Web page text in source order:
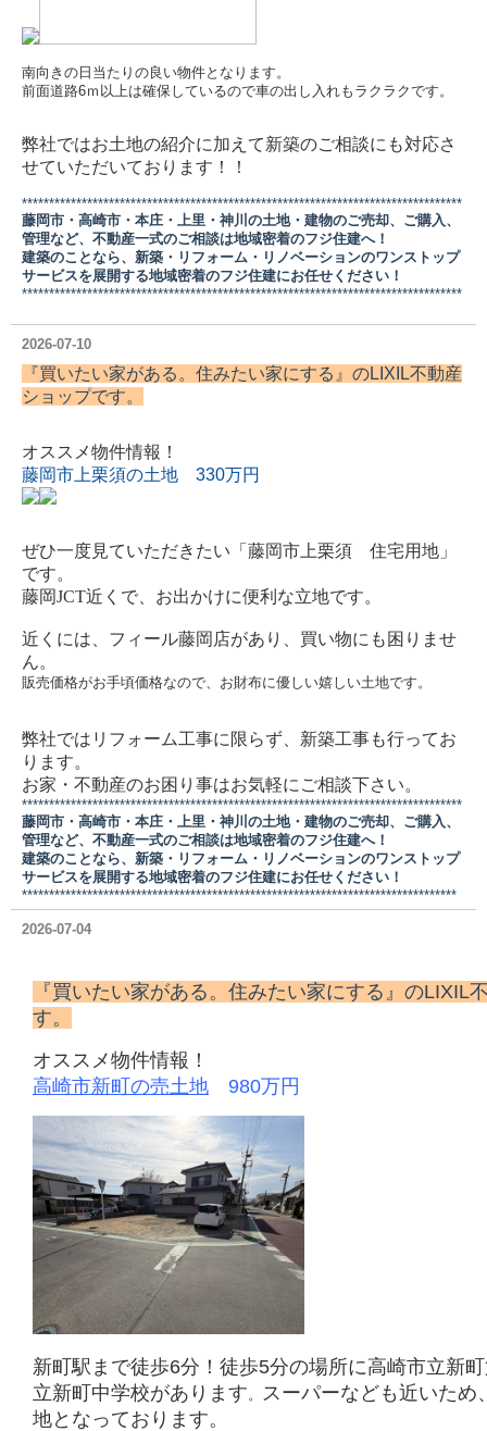
南向きの日当たりの良い物件となります。
前面道路6ｍ以上は確保しているので車の出し入れもラクラクです。
弊社ではお土地の紹介に加えて新築のご相談にも対応さ
せていただいております！！
*********************************************************************************
藤岡市・高崎市・本庄・上里・神川の土地・建物のご売却、ご購入、
管理など、不動産一式のご相談は地域密着のフジ住建へ！
建築のことなら、新築・リフォーム・リノベーションのワンストップ
サービスを展開する地域密着のフジ住建にお任せください！
*********************************************************************************
2026-07-10
『買いたい家がある。住みたい家にする』のLIXIL不動産
ショップです。
オススメ物件情報！
藤岡市上栗須の土地 330万円
ぜひ一度見ていただきたい「藤岡市上栗須 住宅用地」
です。
藤岡JCT近くで、お出かけに便利な立地です。
近くには、フィール藤岡店があり、買い物にも困りませ
ん。
販売価格がお手頃価格なので、お財布に優しい嬉しい土地です。
弊社ではリフォーム工事に限らず、新築工事も行ってお
ります。
お家・不動産のお困り事はお気軽にご相談下さい。
*********************************************************************************
藤岡市・高崎市・本庄・上里・神川の土地・建物のご売却、ご購入、
管理など、不動産一式のご相談は地域密着のフジ住建へ！
建築のことなら、新築・リフォーム・リノベーションのワンストップ
サービスを展開する地域密着のフジ住建にお任せください！
********************************************************************************
2026-07-04
『買いたい家がある。住みたい家にする』のLIXIL
す。
オススメ物件情報！
高崎市新町 の売土地 980万円
新町駅まで徒歩6分！徒歩5分の場所に高崎市立新
立新町中学校があります。 スーパーなども近いため
地となっております。